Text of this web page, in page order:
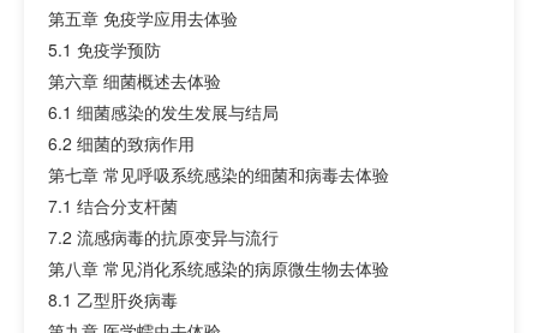
第五章 免疫学应用去体验
5.1 免疫学预防
第六章 细菌概述去体验
6.1 细菌感染的发生发展与结局
6.2 细菌的致病作用
第七章 常见呼吸系统感染的细菌和病毒去体验
7.1 结合分支杆菌
7.2 流感病毒的抗原变异与流行
第八章 常见消化系统感染的病原微生物去体验
8.1 乙型肝炎病毒